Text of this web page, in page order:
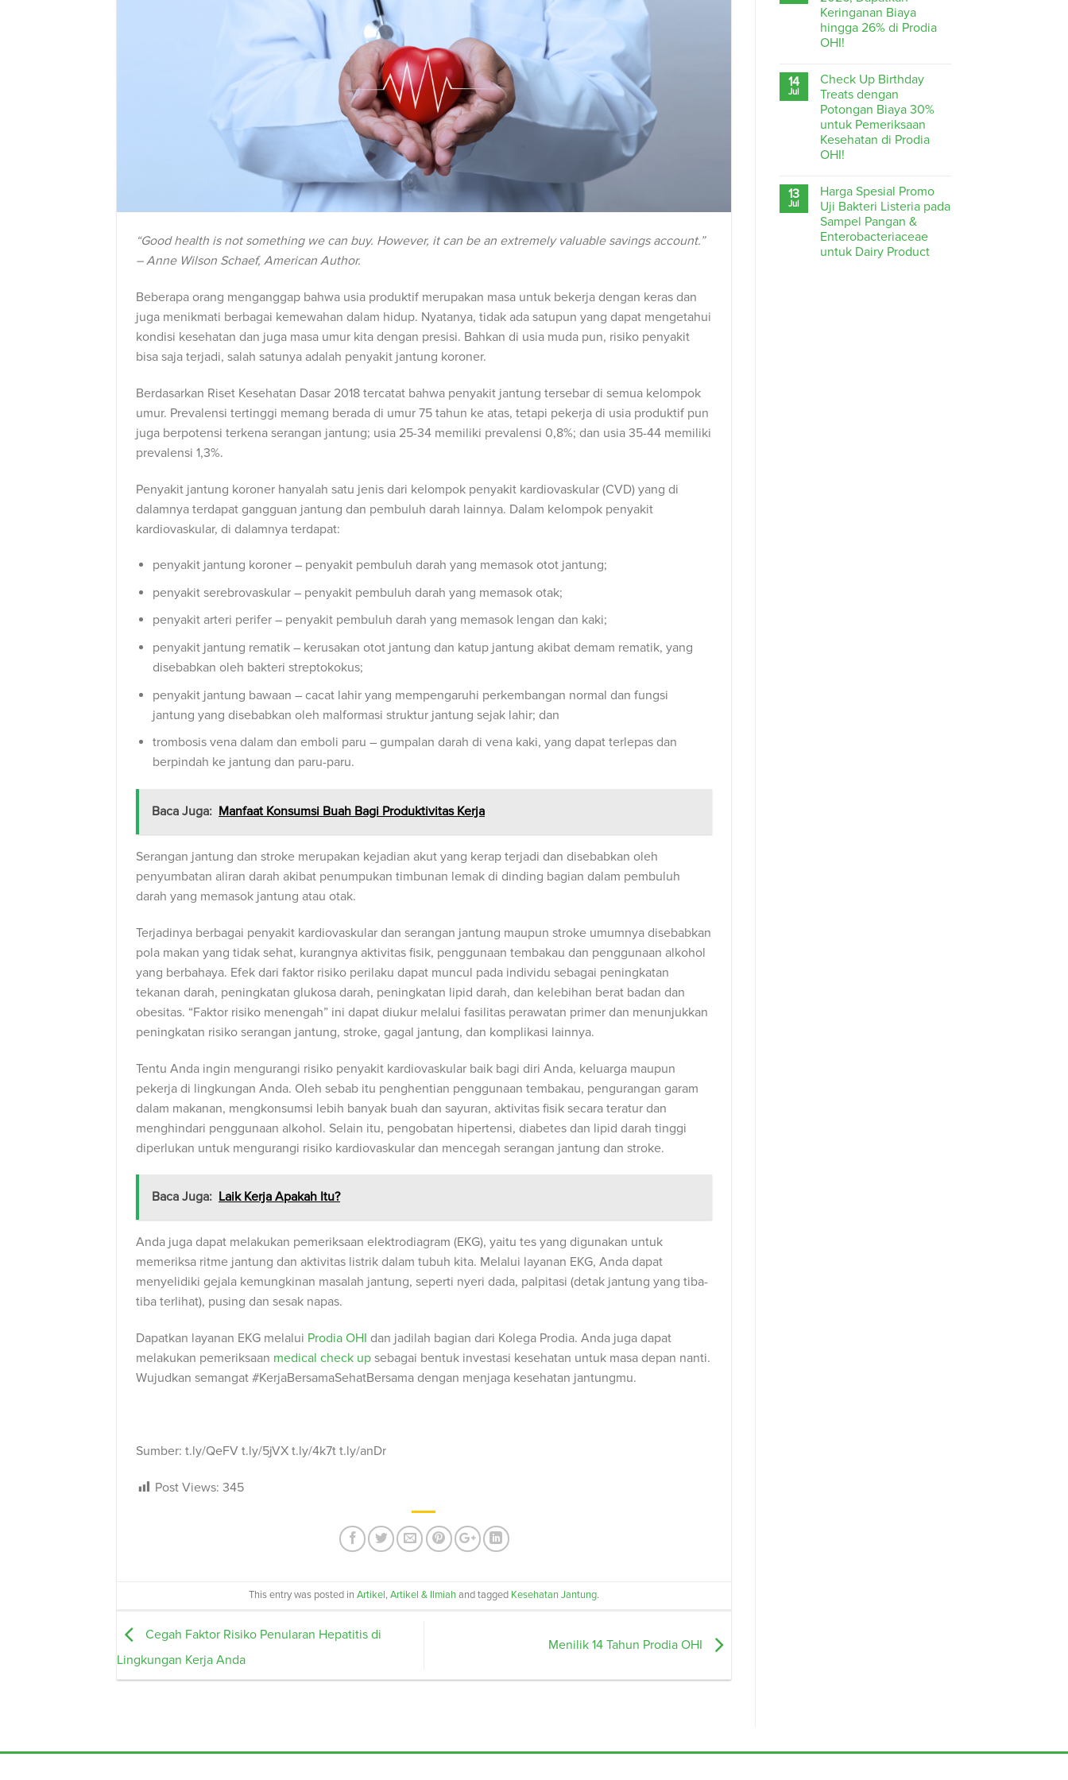
“Good health is not something we can buy. However, it can be an extremely valuable savings account.”
– Anne Wilson Schaef, American Author.
Beberapa orang menganggap bahwa usia produktif merupakan masa untuk bekerja dengan keras dan
juga menikmati berbagai kemewahan dalam hidup. Nyatanya, tidak ada satupun yang dapat mengetahui
kondisi kesehatan dan juga masa umur kita dengan presisi. Bahkan di usia muda pun, risiko penyakit
bisa saja terjadi, salah satunya adalah penyakit jantung koroner.
Berdasarkan Riset Kesehatan Dasar 2018 tercatat bahwa penyakit jantung tersebar di semua kelompok
umur. Prevalensi tertinggi memang berada di umur 75 tahun ke atas, tetapi pekerja di usia produktif pun
juga berpotensi terkena serangan jantung; usia 25-34 memiliki prevalensi 0,8%; dan usia 35-44 memiliki
prevalensi 1,3%.
Penyakit jantung koroner hanyalah satu jenis dari kelompok penyakit kardiovaskular (CVD) yang di
dalamnya terdapat gangguan jantung dan pembuluh darah lainnya. Dalam kelompok penyakit
kardiovaskular, di dalamnya terdapat:
penyakit jantung koroner – penyakit pembuluh darah yang memasok otot jantung;
penyakit serebrovaskular – penyakit pembuluh darah yang memasok otak;
penyakit arteri perifer – penyakit pembuluh darah yang memasok lengan dan kaki;
penyakit jantung rematik – kerusakan otot jantung dan katup jantung akibat demam rematik, yang
disebabkan oleh bakteri streptokokus;
penyakit jantung bawaan – cacat lahir yang mempengaruhi perkembangan normal dan fungsi
jantung yang disebabkan oleh malformasi struktur jantung sejak lahir; dan
trombosis vena dalam dan emboli paru – gumpalan darah di vena kaki, yang dapat terlepas dan
berpindah ke jantung dan paru-paru.
Baca Juga: Manfaat Konsumsi Buah Bagi Produktivitas Kerja
Serangan jantung dan stroke merupakan kejadian akut yang kerap terjadi dan disebabkan oleh
penyumbatan aliran darah akibat penumpukan timbunan lemak di dinding bagian dalam pembuluh
darah yang memasok jantung atau otak.
Terjadinya berbagai penyakit kardiovaskular dan serangan jantung maupun stroke umumnya disebabkan
pola makan yang tidak sehat, kurangnya aktivitas fisik, penggunaan tembakau dan penggunaan alkohol
yang berbahaya. Efek dari faktor risiko perilaku dapat muncul pada individu sebagai peningkatan
tekanan darah, peningkatan glukosa darah, peningkatan lipid darah, dan kelebihan berat badan dan
obesitas. “Faktor risiko menengah” ini dapat diukur melalui fasilitas perawatan primer dan menunjukkan
peningkatan risiko serangan jantung, stroke, gagal jantung, dan komplikasi lainnya.
Tentu Anda ingin mengurangi risiko penyakit kardiovaskular baik bagi diri Anda, keluarga maupun
pekerja di lingkungan Anda. Oleh sebab itu penghentian penggunaan tembakau, pengurangan garam
dalam makanan, mengkonsumsi lebih banyak buah dan sayuran, aktivitas fisik secara teratur dan
menghindari penggunaan alkohol. Selain itu, pengobatan hipertensi, diabetes dan lipid darah tinggi
diperlukan untuk mengurangi risiko kardiovaskular dan mencegah serangan jantung dan stroke.
Baca Juga: Laik Kerja Apakah Itu?
Anda juga dapat melakukan pemeriksaan elektrodiagram (EKG), yaitu tes yang digunakan untuk
memeriksa ritme jantung dan aktivitas listrik dalam tubuh kita. Melalui layanan EKG, Anda dapat
menyelidiki gejala kemungkinan masalah jantung, seperti nyeri dada, palpitasi (detak jantung yang tiba-
tiba terlihat), pusing dan sesak napas.
Dapatkan layanan EKG melalui Prodia OHI dan jadilah bagian dari Kolega Prodia. Anda juga dapat
melakukan pemeriksaan medical check up sebagai bentuk investasi kesehatan untuk masa depan nanti.
Wujudkan semangat #KerjaBersamaSehatBersama dengan menjaga kesehatan jantungmu.
Sumber: t.ly/QeFV t.ly/5jVX t.ly/4k7t t.ly/anDr
Post Views: 345
This entry was posted in Artikel, Artikel & Ilmiah and tagged Kesehatan Jantung.
Cegah Faktor Risiko Penularan Hepatitis di
Lingkungan Kerja Anda
Menilik 14 Tahun Prodia OHI
Keringanan Biaya
hingga 26% di Prodia
OHI!
14
Jul
Check Up Birthday
Treats dengan
Potongan Biaya 30%
untuk Pemeriksaan
Kesehatan di Prodia
OHI!
13
Jul
Harga Spesial Promo
Uji Bakteri Listeria pada
Sampel Pangan &
Enterobacteriaceae
untuk Dairy Product